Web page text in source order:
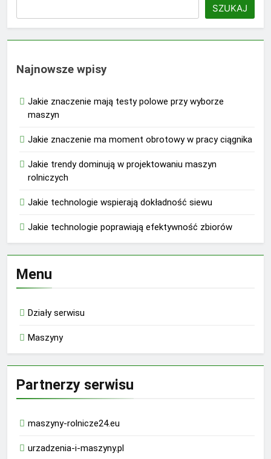
SZUKAJ
Najnowsze wpisy
Jakie znaczenie mają testy polowe przy wyborze
maszyn
Jakie znaczenie ma moment obrotowy w pracy ciągnika
Jakie trendy dominują w projektowaniu maszyn
rolniczych
Jakie technologie wspierają dokładność siewu
Jakie technologie poprawiają efektywność zbiorów
Menu
Działy serwisu
Maszyny
Partnerzy serwisu
maszyny-rolnicze24.eu
urzadzenia-i-maszyny.pl